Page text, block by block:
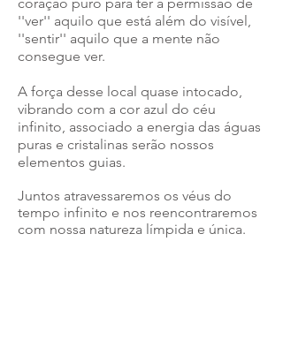
''ver'' aquilo que está além do visível,
''sentir'' aquilo que a mente não
consegue ver.
A força desse local quase intocado,
vibrando com a cor azul do céu
infinito, associado a energia das águas
puras e cristalinas serão nossos
elementos guias.
Juntos atravessaremos os véus do
tempo infinito e nos reencontraremos
com nossa natureza límpida e única.